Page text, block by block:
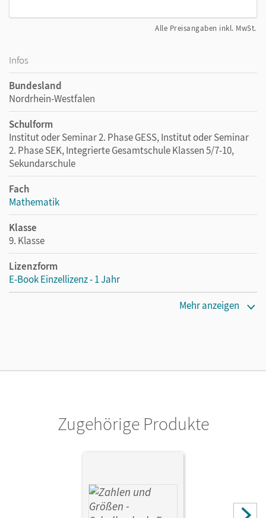
Alle Preisangaben inkl. MwSt.
Infos
Bundesland
Nordrhein-Westfalen
Schulform
Institut oder Seminar 2. Phase GESS, Institut oder Seminar
2. Phase SEK, Integrierte Gesamtschule Klassen 5/7-10,
Sekundarschule
Fach
Mathematik
Klasse
9. Klasse
Lizenzform
E-Book Einzellizenz - 1 Jahr
Privatpersonen, die nur mit dem E-Book arbeiten.
Herausgeber/-in
Wennekers, Udo; Verhoeven, Martina; Gabriel, Ilona;
Mehr anzeigen
Zugehörige Produkte